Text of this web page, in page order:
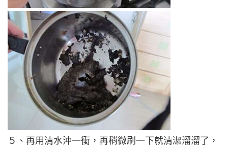
５、再用清水沖一衝，再稍微刷一下就清潔溜溜了，